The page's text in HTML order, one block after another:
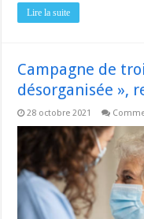
Lire la suite
Campagne de
désorganisée »,
28 octobre 2021